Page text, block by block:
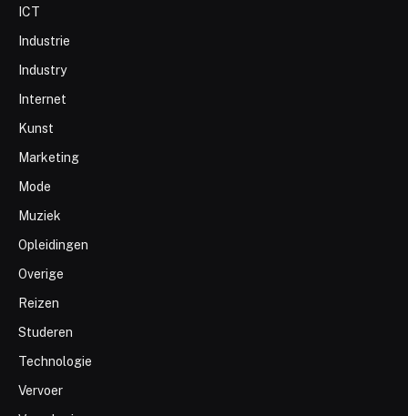
ICT
Industrie
Industry
Internet
Kunst
Marketing
Mode
Muziek
Opleidingen
Overige
Reizen
Studeren
Technologie
Vervoer